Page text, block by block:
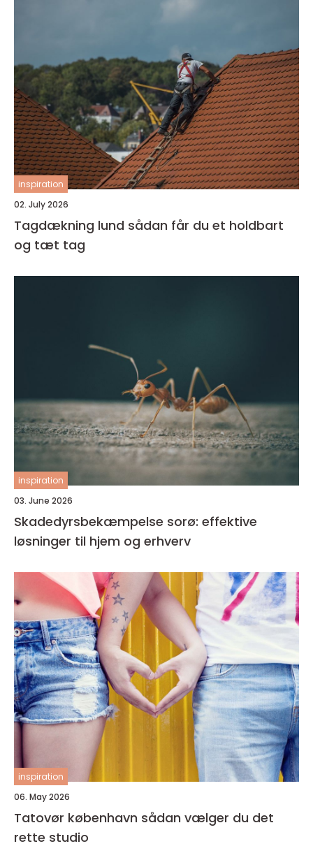
inspiration
02. July 2026
Tagdækning lund sådan får du et holdbart
og tæt tag
inspiration
03. June 2026
Skadedyrsbekæmpelse sorø: effektive
løsninger til hjem og erhverv
inspiration
06. May 2026
Tatovør københavn sådan vælger du det
rette studio